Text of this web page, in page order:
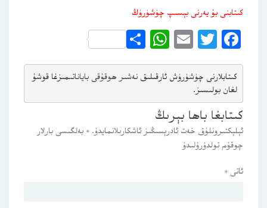
كىتابنى بۇ يەرنى بېسىپ چۈشۈرۈڭ
Facebook
Twitter
Email
WhatsApp
Share
كىتابلارنى چۈشۈرۈش ئارقىلىق نەشىر ھوقۇقى باياناتىمىزغا قوشۇ
لغان بولىسىز.
كىتابغا باھا بېرىڭ
ئېلېكتىرونلۇق خەت ئادرېسىڭىز ئاشكارىلانمايدۇ. * بەلگىسى بارلار
چوقۇم تولدۇرۇلىدۇ
ئاتى *